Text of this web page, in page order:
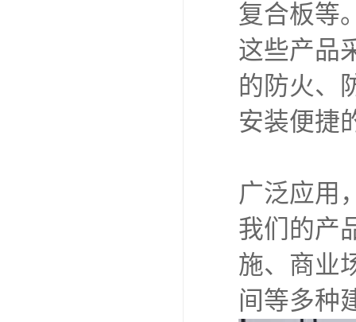
复合板等
这些产品
的防火、
安装便捷
广泛应用
我们的产
施、商业
间等多种